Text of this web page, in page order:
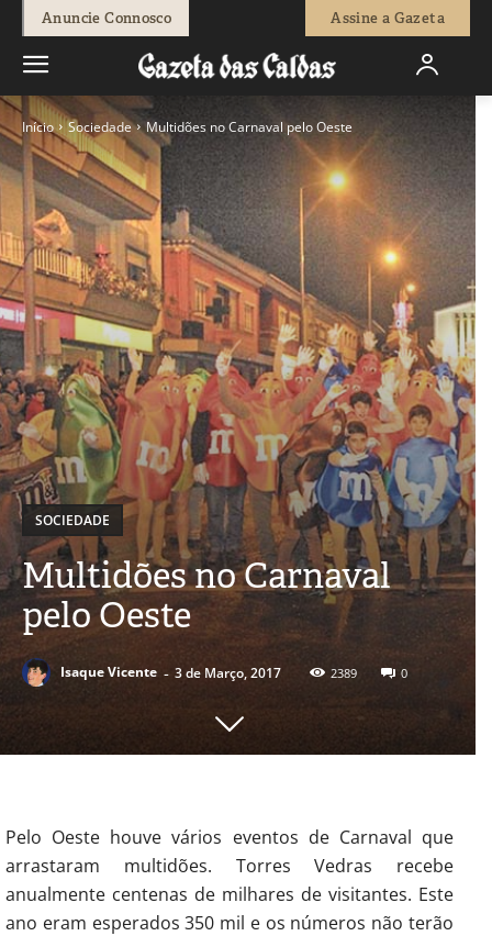
Anuncie Connosco Assine a Gazeta
Início Sociedade Multidões no Carnaval pelo Oeste
SOCIEDADE
Multidões no Carnaval
pelo Oeste
Isaque Vicente - 3 de Março, 2017 2389 0
Pelo Oeste houve vários eventos de Carnaval que
arrastaram multidões. Torres Vedras recebe
anualmente centenas de milhares de visitantes. Este
ano eram esperados 350 mil e os números não terão